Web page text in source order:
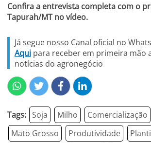
Confira a entrevista completa com o
Tapurah/MT no vídeo.
Já segue nosso Canal oficial no
Aqui para receber em primeira mão
notícias do agronegócio
Tags: Soja Milho Comercialização
Mato Grosso
Produtividade